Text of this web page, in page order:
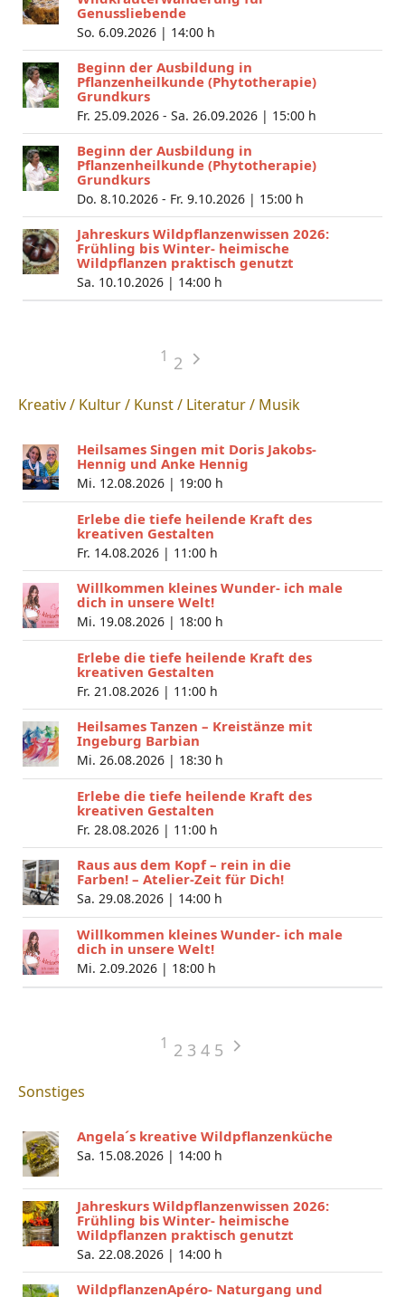
Genussliebende
So. 6.09.2026 | 14:00 h
Beginn der Ausbildung in
Pflanzenheilkunde (Phytotherapie)
Grundkurs
Fr. 25.09.2026 - Sa. 26.09.2026 | 15:00 h
Beginn der Ausbildung in
Pflanzenheilkunde (Phytotherapie)
Grundkurs
Do. 8.10.2026 - Fr. 9.10.2026 | 15:00 h
Jahreskurs Wildpflanzenwissen 2026:
Frühling bis Winter- heimische
Wildpflanzen praktisch genutzt
Sa. 10.10.2026 | 14:00 h
1 2
Kreativ / Kultur / Kunst / Literatur / Musik
Heilsames Singen mit Doris Jakobs-
Hennig und Anke Hennig
Mi. 12.08.2026 | 19:00 h
Erlebe die tiefe heilende Kraft des
kreativen Gestalten
Fr. 14.08.2026 | 11:00 h
Willkommen kleines Wunder- ich male
dich in unsere Welt!
Mi. 19.08.2026 | 18:00 h
Erlebe die tiefe heilende Kraft des
kreativen Gestalten
Fr. 21.08.2026 | 11:00 h
Heilsames Tanzen – Kreistänze mit
Ingeburg Barbian
Mi. 26.08.2026 | 18:30 h
Erlebe die tiefe heilende Kraft des
kreativen Gestalten
Fr. 28.08.2026 | 11:00 h
Raus aus dem Kopf – rein in die
Farben! – Atelier-Zeit für Dich!
Sa. 29.08.2026 | 14:00 h
Willkommen kleines Wunder- ich male
dich in unsere Welt!
Mi. 2.09.2026 | 18:00 h
1 2 3 4 5
Sonstiges
Angela´s kreative Wildpflanzenküche
Sa. 15.08.2026 | 14:00 h
Jahreskurs Wildpflanzenwissen 2026:
Frühling bis Winter- heimische
Wildpflanzen praktisch genutzt
Sa. 22.08.2026 | 14:00 h
WildpflanzenApéro- Naturgang und